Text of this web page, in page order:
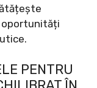
oportunități
PENTRU